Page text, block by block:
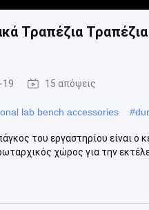
Τραπέζια
19 15 απόψεις
lab bench accessories #
του εργαστηρίου είναι ο
χώρος για την